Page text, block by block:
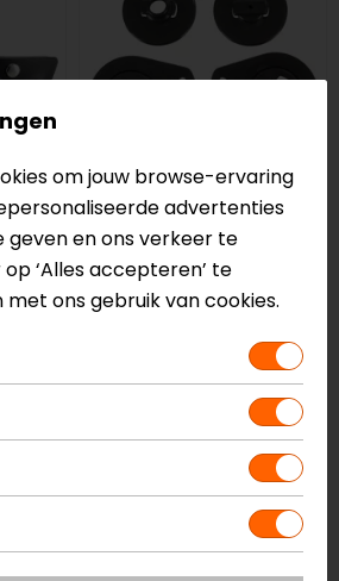
Shark
Vizier Mechanisme
Citycruiser/jet/evo
-5% -7%
om jouw browse-ervaring
advertenties
geven en ons verkeer te
‘Alles accepteren’ te
met ons gebruik van cookies.